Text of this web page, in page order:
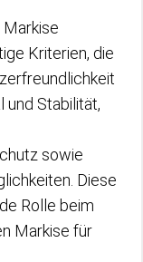
Kriterien, die
und Stabilität,
sowie
Diese
Rolle beim
Markise für